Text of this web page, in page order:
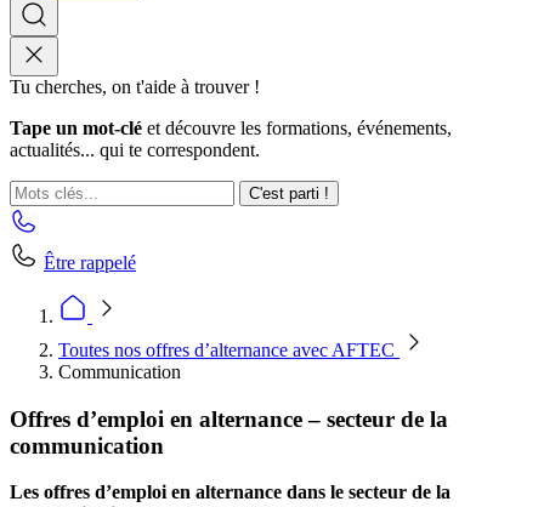
Tu cherches, on t'aide à trouver !
Tape un mot-clé et découvre les formations, événements,
actualités... qui te correspondent.
C'est parti !
Être rappelé
Toutes nos offres d’alternance avec AFTEC
Communication
Offres d’emploi en alternance – secteur de la
communication
Les offres d’emploi en alternance dans le secteur de la